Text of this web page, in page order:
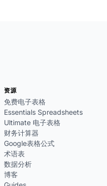
资源
免费电子表格
Essentials Spreadsheets
Ultimate 电子表格
财务计算器
Google表格公式
术语表
数据分析
博客